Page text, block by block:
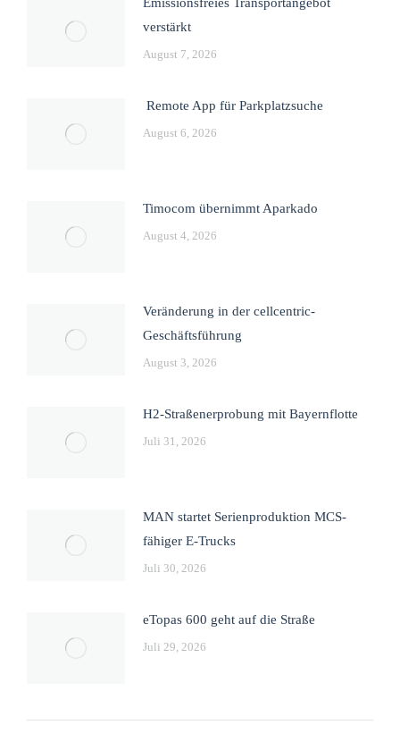
verstärkt
August 7, 2026
Remote App für Parkplatzsuche
August 6, 2026
Timocom übernimmt Aparkado
August 4, 2026
Veränderung in der cellcentric-
Geschäftsführung
August 3, 2026
H2-Straßenerprobung mit Bayernflotte
Juli 31, 2026
MAN startet Serienproduktion MCS-
fähiger E-Trucks
Juli 30, 2026
eTopas 600 geht auf die Straße
Juli 29, 2026